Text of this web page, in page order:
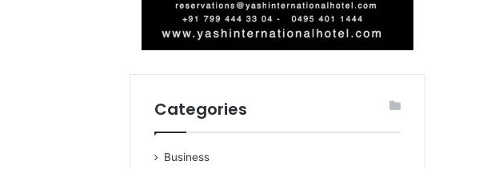
Categories
Business